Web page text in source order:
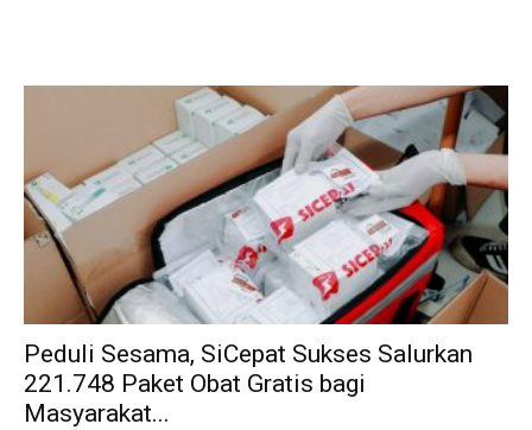
Peduli Sesama, SiCepat Sukses Salurkan
221.748 Paket Obat Gratis bagi
Masyarakat...